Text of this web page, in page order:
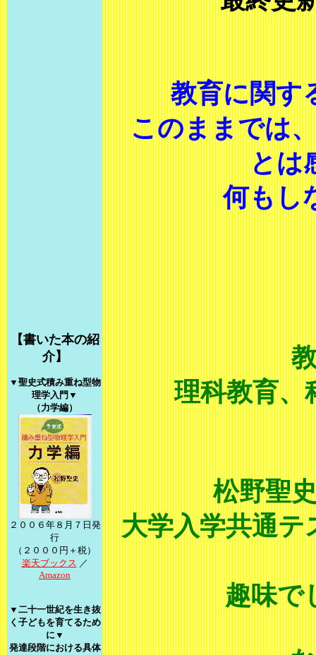
【書いた本の紹
介】
▼聖史式積み重ね型物
理学入門▼
（力学編）
２００６年８月７日発
行
（２０００円＋税）
楽天ブックス ／
Amazon
▼二十一世紀を生き抜
く子どもを育てるため
に▼
発達段階における具体
教育に関す
このままでは
とは
何もし
理科教育、
松野聖
大学入学共通テ
趣味で